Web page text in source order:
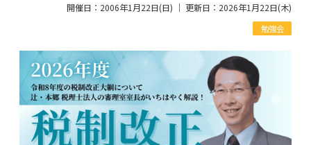
開催日：2006年1月22日(日) ｜ 更新日：2026年1月22日(木)
勉強会